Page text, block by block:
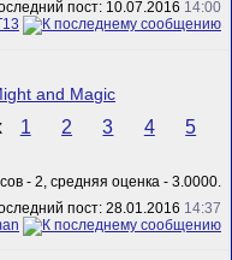
пост: 10.07.2016 14:00
and Magic
1 2 3 4
5
пост: 28.01.2016 14:37